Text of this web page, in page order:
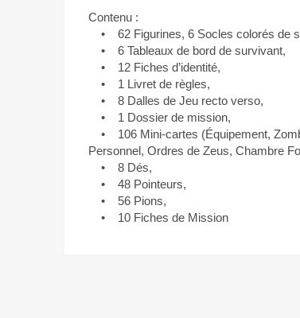
Contenu :
• 62 Figurines, 6 Socles colorés de
• 6 Tableaux de bord de survivant,
• 12 Fiches d’identité,
• 1 Livret de règles,
• 8 Dalles de Jeu recto verso,
• 1 Dossier de mission,
• 106 Mini-cartes (Équipement,
Personnel, Ordres de Zeus, Chambre
• 8 Dés,
• 48 Pointeurs,
• 56 Pions,
• 10 Fiches de Mission